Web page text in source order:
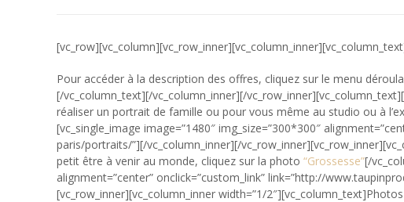
Pour accéder à la description des offres, cliquez sur le menu
[/vc_column_text][/vc_column_inner][/
réaliser un portrait de famille ou pour vous même au studio ou à
[vc_single_image image=”1480″ img_size=”300*300″
paris/portraits/”][/vc_column_inner][/
petit être à venir au monde, cliquez sur la photo “Grossesse”[/
alignment=”center” onclick=”custom_link” link=”http://
[vc_row_inner][vc_column_inner width=”1/